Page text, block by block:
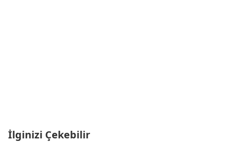
İlginizi Çekebilir